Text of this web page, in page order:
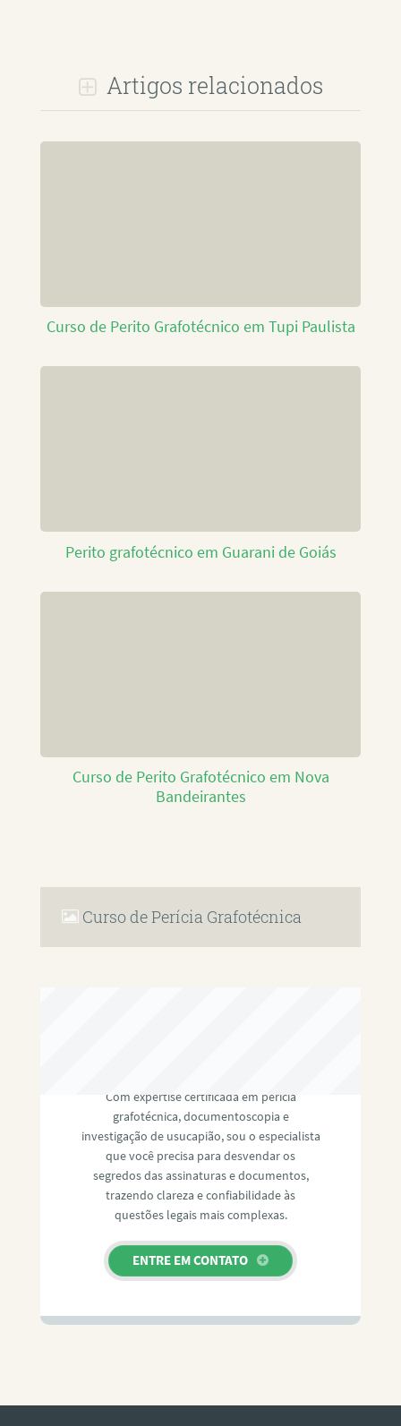
Artigos relacionados
Curso de Perito Grafotécnico em Tupi Paulista
Perito grafotécnico em Guarani de Goiás
Curso de Perito Grafotécnico em Nova
Bandeirantes
Curso de Perícia Grafotécnica
Com expertise certificada em perícia
grafotécnica, documentoscopia e
investigação de usucapião, sou o especialista
que você precisa para desvendar os
segredos das assinaturas e documentos,
trazendo clareza e confiabilidade às
questões legais mais complexas.
ENTRE EM CONTATO